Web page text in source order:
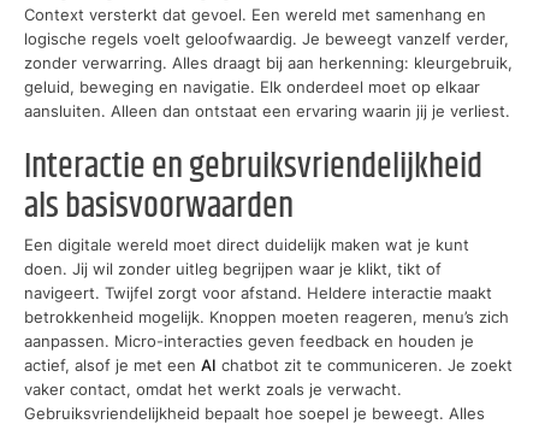
Context versterkt dat gevoel. Een wereld met samenhang en
logische regels voelt geloofwaardig. Je beweegt vanzelf verder,
zonder verwarring. Alles draagt bij aan herkenning: kleurgebruik,
geluid, beweging en navigatie. Elk onderdeel moet op elkaar
aansluiten. Alleen dan ontstaat een ervaring waarin jij je verliest.
Interactie en gebruiksvriendelijkheid
als basisvoorwaarden
Een digitale wereld moet direct duidelijk maken wat je kunt
doen. Jij wil zonder uitleg begrijpen waar je klikt, tikt of
navigeert. Twijfel zorgt voor afstand. Heldere interactie maakt
betrokkenheid mogelijk. Knoppen moeten reageren, menu’s zich
aanpassen. Micro-interacties geven feedback en houden je
actief, alsof je met een AI chatbot zit te communiceren. Je zoekt
vaker contact, omdat het werkt zoals je verwacht.
Gebruiksvriendelijkheid bepaalt hoe soepel je beweegt. Alles